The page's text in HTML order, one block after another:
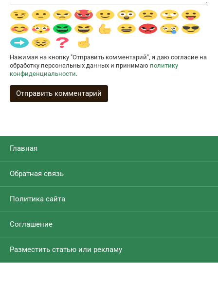
Нажимая на кнопку "Отправить комментарий", я даю согласие на
обработку персональных данных и принимаю политику
конфиденциальности.
Главная
Обратная связь
Политика сайта
Соглашение
Разместить статью или рекламу